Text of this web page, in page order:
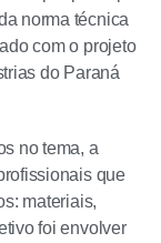
norma técnica
com o projeto
do Paraná
no tema, a
que
materiais,
foi envolver